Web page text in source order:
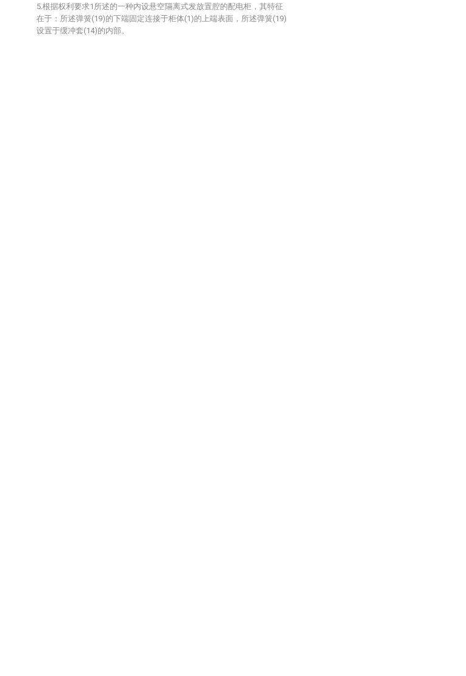
5.根据权利要求1所述的一种内设悬空隔离式发放置腔的配电柜，其特征
在于：所述弹簧(19)的下端固定连接于柜体(1)的上端表面，所述弹簧(19)
设置于缓冲套(14)的内部。